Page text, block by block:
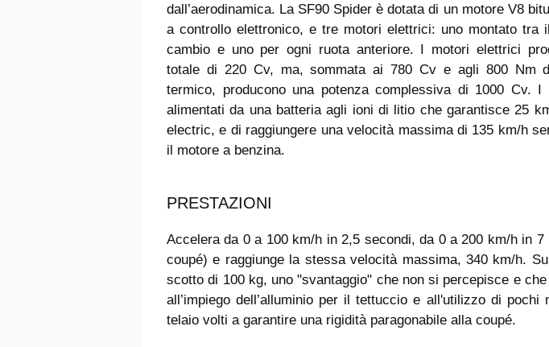
dall’aerodinamica. La SF90 Spider è dotata di un motore V8
a controllo elettronico, e tre motori elettrici: uno montato tra
cambio e uno per ogni ruota anteriore. I motori elettrici
totale di 220 Cv, ma, sommata ai 780 Cv e agli 800 Nm
termico, producono una potenza complessiva di 1000 Cv.
alimentati da una batteria agli ioni di litio che garantisce 25
electric, e di raggiungere una velocità massima di 135 km/h
il motore a benzina.
PRESTAZIONI
Accelera da 0 a 100 km/h in 2,5 secondi, da 0 a 200 km/h in
coupé) e raggiunge la stessa velocità massima, 340 km/h.
scotto di 100 kg, uno "svantaggio" che non si percepisce e
all’impiego dell’alluminio per il tettuccio e all'utilizzo di pochi
telaio volti a garantire una rigidità paragonabile alla coupé.